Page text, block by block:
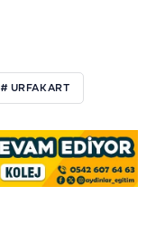
# URFAKART